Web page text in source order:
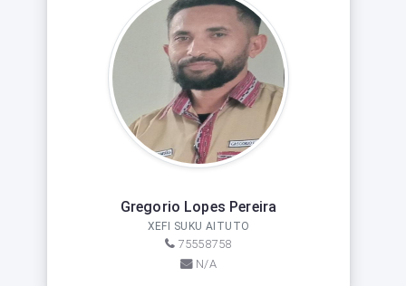
Gregorio Lopes Pereira
XEFI SUKU AITUTO
75558758
N/A